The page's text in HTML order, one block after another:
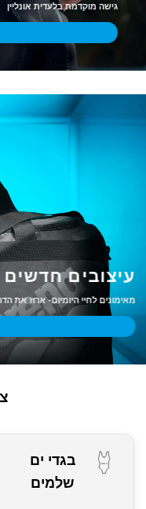
גישה מוקדמת בלעדית אונליין
עיצובים
מאימונים לחיי היומיום- ארוז את
בגדי ים
שלמים